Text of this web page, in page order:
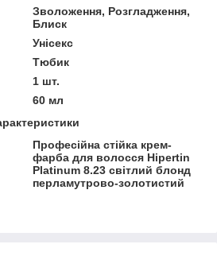
Зволоження, Розгладження,
Блиск
Унісекс
Тюбик
1 шт.
60 мл
Професійна стійка крем-
фарба для волосся Hipertin
Platinum 8.23 світлий блонд
перламутрово-золотистий